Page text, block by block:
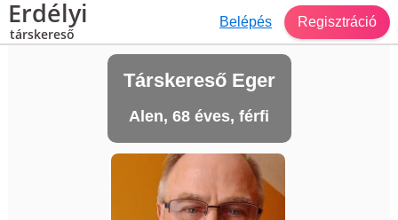
Erdélyi
társkereső
Belépés Regisztráció
Társkereső Eger
Alen, 68 éves, férfi